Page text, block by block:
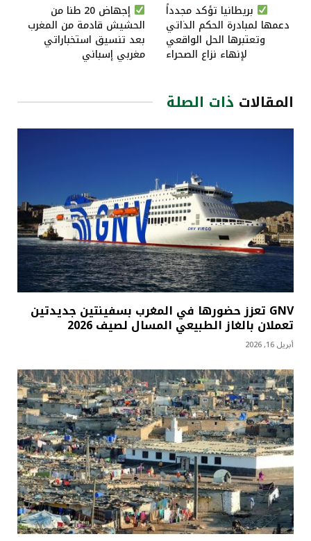
بريطانيا تؤكد مجدداً
دعمها لمبادرة الحكم الذاتي
وتعتبرها الحل الواقعي
لإنهاء نزاع الصحراء
إجهاض 20 طنا من
الحشيش قادمة من المغرب
بعد تنسيق استخباراتي
مغربي إسباني
المقالات ذات الصلة
GNV تعزز حضورها في المغرب بسفينتين جديدتين
تعملان بالغاز الطبيعي المسال لصيف 2026
أبريل 16, 2026